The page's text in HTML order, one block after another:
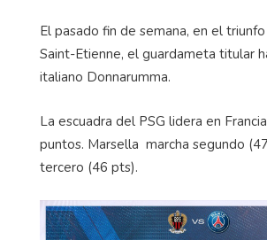
El pasado fin de semana, en el
Saint-Etienne, el guardameta titular
italiano Donnarumma.
La escuadra del PSG lidera en
puntos. Marsella marcha segundo
tercero (46 pts).